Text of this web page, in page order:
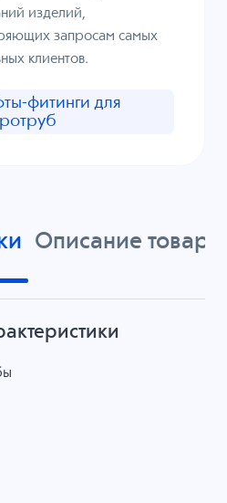
изделий,
запросам самых
клиентов.
фитинги для
Описание товара